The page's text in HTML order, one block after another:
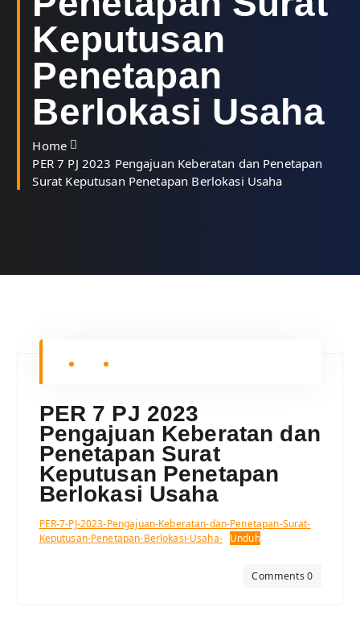
Keputusan
Penetapan
Berlokasi Usaha
Home
PER 7 PJ 2023 Pengajuan Keberatan dan Penetapan
Surat Keputusan Penetapan Berlokasi Usaha
PER 7 PJ 2023
Pengajuan Keberatan dan
Penetapan Surat
Keputusan Penetapan
Berlokasi Usaha
PER-7-PJ-2023-Pengajuan-Keberatan-dan-Penetapan-Surat-
Keputusan-Penetapan-Berlokasi-Usaha- Unduh
Comments 0